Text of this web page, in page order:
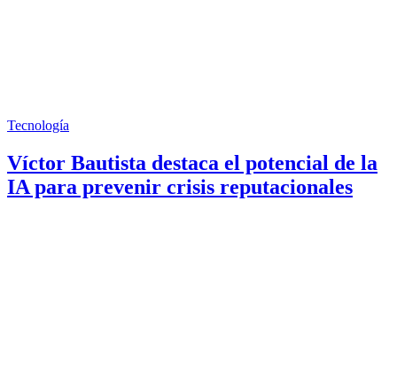
Tecnología
Víctor Bautista destaca el potencial de la
IA para prevenir crisis reputacionales